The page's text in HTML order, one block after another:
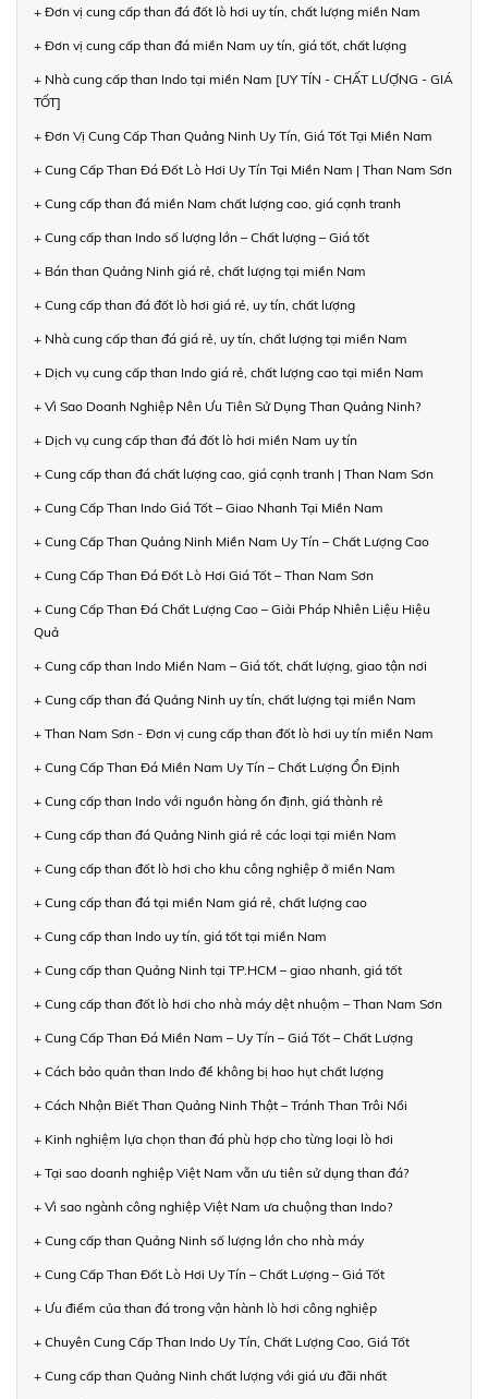
+ Đơn vị cung cấp than đá đốt lò hơi uy tín, chất lượng miền Nam
+ Đơn vị cung cấp than đá miền Nam uy tín, giá tốt, chất lượng
+ Nhà cung cấp than Indo tại miền Nam [UY TÍN - CHẤT LƯỢNG - GIÁ
TỐT]
+ Đơn Vị Cung Cấp Than Quảng Ninh Uy Tín, Giá Tốt Tại Miền Nam
+ Cung Cấp Than Đá Đốt Lò Hơi Uy Tín Tại Miền Nam | Than Nam Sơn
+ Cung cấp than đá miền Nam chất lượng cao, giá cạnh tranh
+ Cung cấp than Indo số lượng lớn – Chất lượng – Giá tốt
+ Bán than Quảng Ninh giá rẻ, chất lượng tại miền Nam
+ Cung cấp than đá đốt lò hơi giá rẻ, uy tín, chất lượng
+ Nhà cung cấp than đá giá rẻ, uy tín, chất lượng tại miền Nam
+ Dịch vụ cung cấp than Indo giá rẻ, chất lượng cao tại miền Nam
+ Vì Sao Doanh Nghiệp Nên Ưu Tiên Sử Dụng Than Quảng Ninh?
+ Dịch vụ cung cấp than đá đốt lò hơi miền Nam uy tín
+ Cung cấp than đá chất lượng cao, giá cạnh tranh | Than Nam Sơn
+ Cung Cấp Than Indo Giá Tốt – Giao Nhanh Tại Miền Nam
+ Cung Cấp Than Quảng Ninh Miền Nam Uy Tín – Chất Lượng Cao
+ Cung Cấp Than Đá Đốt Lò Hơi Giá Tốt – Than Nam Sơn
+ Cung Cấp Than Đá Chất Lượng Cao – Giải Pháp Nhiên Liệu Hiệu
Quả
+ Cung cấp than Indo Miền Nam – Giá tốt, chất lượng, giao tận nơi
+ Cung cấp than đá Quảng Ninh uy tín, chất lượng tại miền Nam
+ Than Nam Sơn - Đơn vị cung cấp than đốt lò hơi uy tín miền Nam
+ Cung Cấp Than Đá Miền Nam Uy Tín – Chất Lượng Ổn Định
+ Cung cấp than Indo với nguồn hàng ổn định, giá thành rẻ
+ Cung cấp than đá Quảng Ninh giá rẻ các loại tại miền Nam
+ Cung cấp than đốt lò hơi cho khu công nghiệp ở miền Nam
+ Cung cấp than đá tại miền Nam giá rẻ, chất lượng cao
+ Cung cấp than Indo uy tín, giá tốt tại miền Nam
+ Cung cấp than Quảng Ninh tại TP.HCM – giao nhanh, giá tốt
+ Cung cấp than đốt lò hơi cho nhà máy dệt nhuộm – Than Nam Sơn
+ Cung Cấp Than Đá Miền Nam – Uy Tín – Giá Tốt – Chất Lượng
+ Cách bảo quản than Indo để không bị hao hụt chất lượng
+ Cách Nhận Biết Than Quảng Ninh Thật – Tránh Than Trôi Nổi
+ Kinh nghiệm lựa chọn than đá phù hợp cho từng loại lò hơi
+ Tại sao doanh nghiệp Việt Nam vẫn ưu tiên sử dụng than đá?
+ Vì sao ngành công nghiệp Việt Nam ưa chuộng than Indo?
+ Cung cấp than Quảng Ninh số lượng lớn cho nhà máy
+ Cung Cấp Than Đốt Lò Hơi Uy Tín – Chất Lượng – Giá Tốt
+ Ưu điểm của than đá trong vận hành lò hơi công nghiệp
+ Chuyên Cung Cấp Than Indo Uy Tín, Chất Lượng Cao, Giá Tốt
+ Cung cấp than Quảng Ninh chất lượng với giá ưu đãi nhất